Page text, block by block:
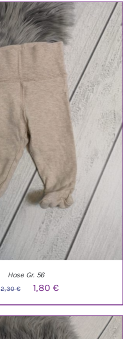
Hose Gr. 56
2,30€
Ursprünglicher
Preis
war:
1,80 €Aktueller
Preis
ist: